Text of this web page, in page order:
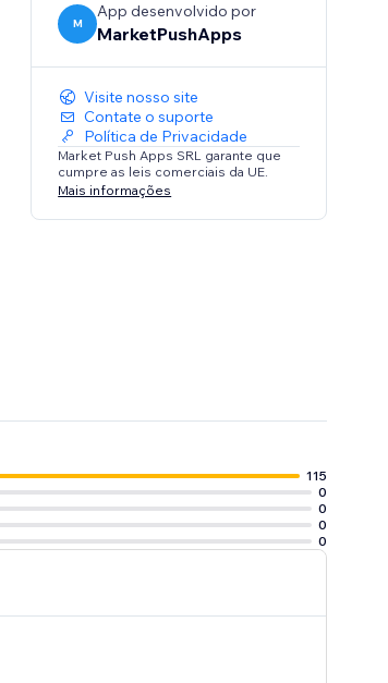
M
App desenvolvido por
MarketPushApps
Visite nosso site
Contate o suporte
Política de Privacidade
Market Push Apps SRL garante que
cumpre as leis comerciais da UE.
Mais informações
115
0
0
0
0